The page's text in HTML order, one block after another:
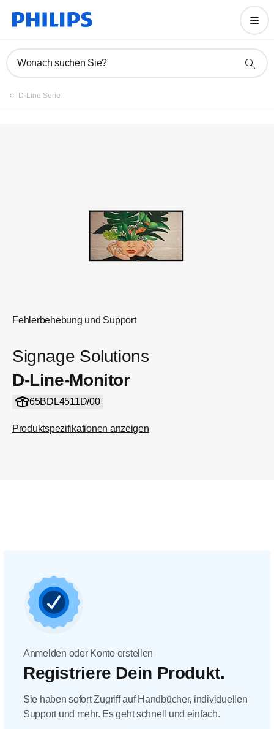
Wonach suchen Sie?
D-Line Serie
Fehlerbehebung und Support
Signage Solutions
D-Line-Monitor
65BDL4511D/00
Produktspezifikationen anzeigen
Produkt registrieren
Anmelden oder Konto erstellen
Registriere Dein Produkt.
Sie haben sofort Zugriff auf Handbücher, individuellen
Support und mehr. Es geht schnell und einfach.